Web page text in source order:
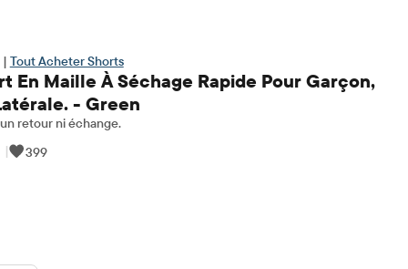
| Tout Acheter Shorts
En Maille À Séchage Rapide Pour Garçon,
- Green
retour ni échange.
|
399